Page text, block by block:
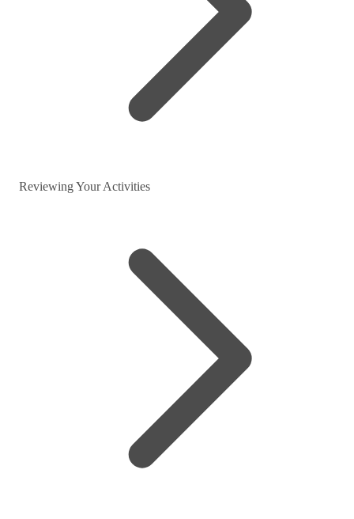
Reviewing Your Activities